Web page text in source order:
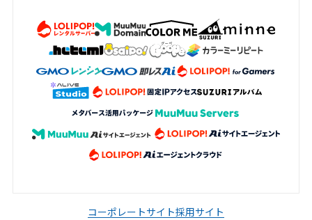
コーポレートサイト採用サイト